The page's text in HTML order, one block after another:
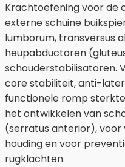
Krachtoefening voor de
externe schuine
lumborum, transversus
heupabductoren
schouderstabilisatoren.
core stabiliteit, anti-
functionele romp
het ontwikkelen van
(serratus anterior),
houding en voor
rugklachten.